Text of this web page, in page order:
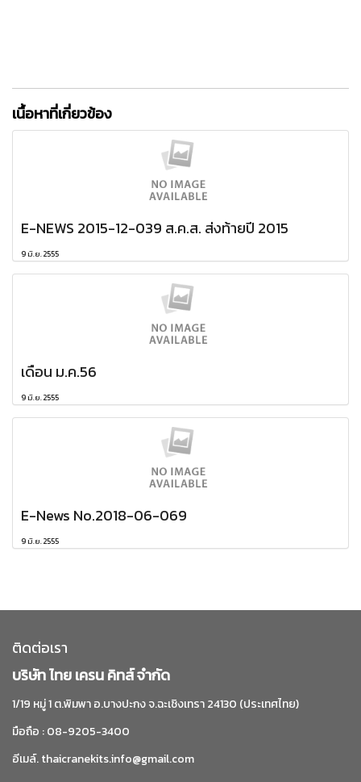
เนื้อหาที่เกี่ยวข้อง
E-NEWS 2015-12-039 ส.ค.ส. ส่งท้ายปี 2015
9 มิ.ย. 2555
เดือน ม.ค.56
9 มิ.ย. 2555
E-News No.2018-06-069
9 มิ.ย. 2555
ติดต่อเรา
บริษัท ไทย เครน คิทส์ จำกัด
1/19 หมู่ 1 ต.พิมพา อ.บางปะกง จ.ฉะเชิงเทรา 24130 (ประเทศไทย)
มือถือ : 08-9205-3400
อีเมล์. thaicranekits.info@gmail.com